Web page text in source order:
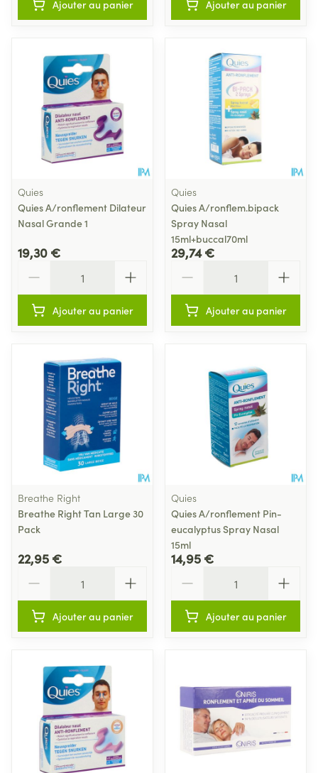
Ajouter au panier Ajouter au panier
Quies
Quies A/ronflement Dilateur
Nasal Grande 1
19,30 €
Ajouter au panier
Quies
Quies A/ronflem.bipack
Spray Nasal
15ml+buccal70ml
29,74 €
Ajouter au panier
Breathe Right
Breathe Right Tan Large 30
Pack
22,95 €
Ajouter au panier
Quies
Quies A/ronflement Pin-
eucalyptus Spray Nasal
15ml
14,95 €
Ajouter au panier